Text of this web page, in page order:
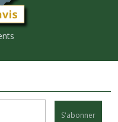
S'abonner